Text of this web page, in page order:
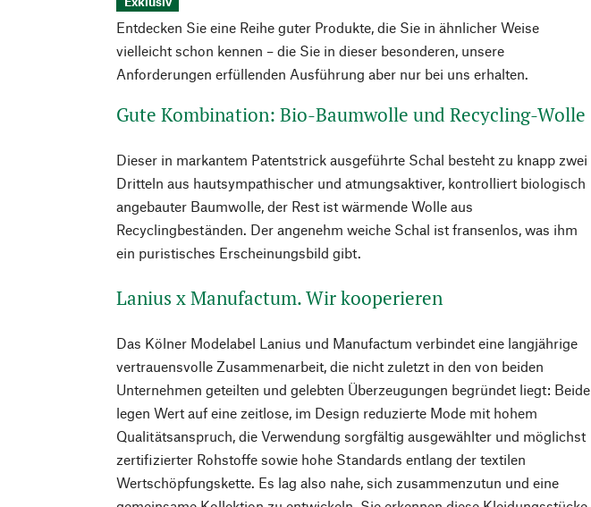
Entdecken Sie eine Reihe guter Produkte, die Sie in ähnlicher Weise
vielleicht schon kennen – die Sie in dieser besonderen, unsere
Anforderungen erfüllenden Ausführung aber nur bei uns erhalten.
Gute Kombination: Bio-Baumwolle und Recycling-Wolle
Dieser in markantem Patentstrick ausgeführte Schal besteht zu knapp zwei
Dritteln aus hautsympathischer und atmungsaktiver, kontrolliert biologisch
angebauter Baumwolle, der Rest ist wärmende Wolle aus
Recyclingbeständen. Der angenehm weiche Schal ist fransenlos, was ihm
ein puristisches Erscheinungsbild gibt.
Lanius x Manufactum. Wir kooperieren
Das Kölner Modelabel Lanius und Manufactum verbindet eine langjährige
vertrauensvolle Zusammenarbeit, die nicht zuletzt in den von beiden
Unternehmen geteilten und gelebten Überzeugungen begründet liegt: Beide
legen Wert auf eine zeitlose, im Design reduzierte Mode mit hohem
Qualitätsanspruch, die Verwendung sorgfältig ausgewählter und möglichst
zertifizierter Rohstoffe sowie hohe Standards entlang der textilen
Wertschöpfungskette. Es lag also nahe, sich zusammenzutun und eine